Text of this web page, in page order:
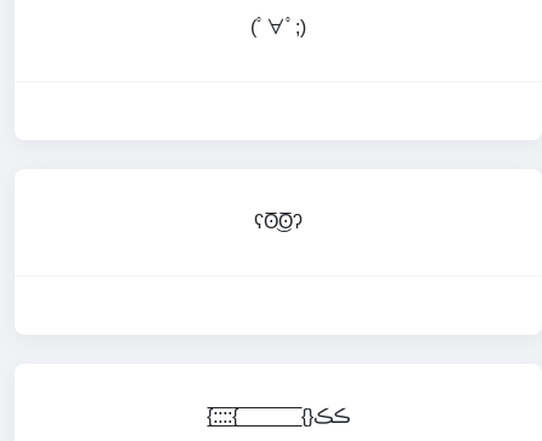
(ﾟ∀ﾟ;)
ʕʘ̅͜ʘ̅ʔ
{:̲̅:̲̅:̲̅:̲̅{ ̲̅ ̲̅ ̲̅ ̲̅ ̲̅ ̲̅ ̲̅ ̲̅ ̲̅ ̲̅ ̲̅ ̲̅ ̲̅{}ڪڪ